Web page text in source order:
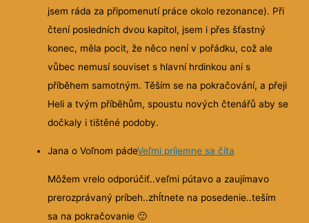
jsem ráda za připomenutí práce okolo rezonance). Při
čtení posledních dvou kapitol, jsem i přes šťastný
konec, měla pocit, že něco není v pořádku, což ale
vůbec nemusí souviset s hlavní hrdinkou ani s
příběhem samotným. Těším se na pokračování, a přeji
Heli a tvým příběhům, spoustu nových čtenářů aby se
dočkaly i tištěné podoby.
Jana o Voľnom pádeVeľmi príjemne sa číta
Môžem vrelo odporúčiť..veľmi pútavo a zaujímavo
prerozprávaný príbeh..zhĺtnete na posedenie..teším
sa na pokračovanie🙂